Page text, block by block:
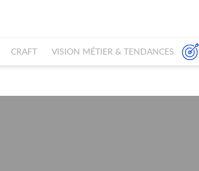
CRAFT VISION MÉTIER & TENDANCES